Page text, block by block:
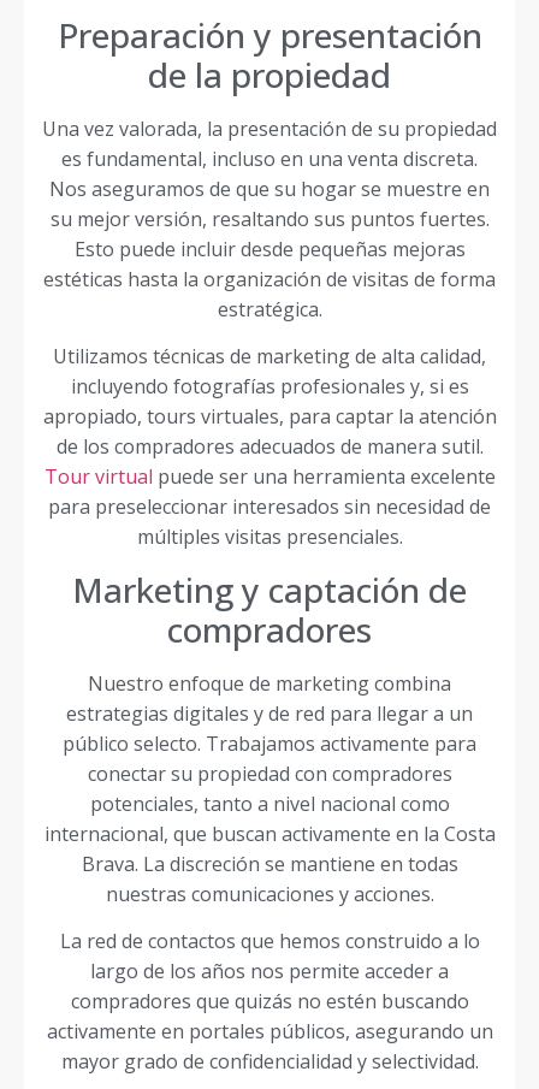
Preparación y presentación
de la propiedad
Una vez valorada, la presentación de su propiedad
es fundamental, incluso en una venta discreta.
Nos aseguramos de que su hogar se muestre en
su mejor versión, resaltando sus puntos fuertes.
Esto puede incluir desde pequeñas mejoras
estéticas hasta la organización de visitas de forma
estratégica.
Utilizamos técnicas de marketing de alta calidad,
incluyendo fotografías profesionales y, si es
apropiado, tours virtuales, para captar la atención
de los compradores adecuados de manera sutil.
Tour virtual puede ser una herramienta excelente
para preseleccionar interesados sin necesidad de
múltiples visitas presenciales.
Marketing y captación de
compradores
Nuestro enfoque de marketing combina
estrategias digitales y de red para llegar a un
público selecto. Trabajamos activamente para
conectar su propiedad con compradores
potenciales, tanto a nivel nacional como
internacional, que buscan activamente en la Costa
Brava. La discreción se mantiene en todas
nuestras comunicaciones y acciones.
La red de contactos que hemos construido a lo
largo de los años nos permite acceder a
compradores que quizás no estén buscando
activamente en portales públicos, asegurando un
mayor grado de confidencialidad y selectividad.